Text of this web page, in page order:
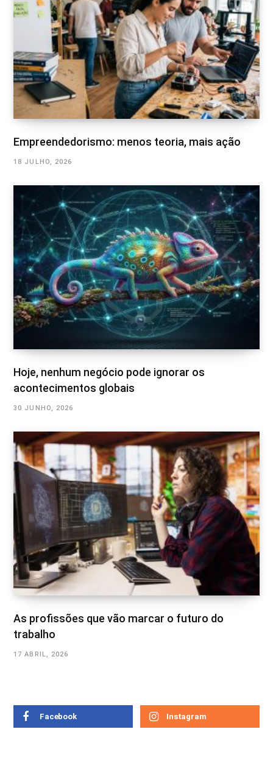
Empreendedorismo: menos teoria, mais ação
18 JULHO, 2026
Hoje, nenhum negócio pode ignorar os
acontecimentos globais
30 JUNHO, 2026
As profissões que vão marcar o futuro do
trabalho
17 ABRIL, 2026
Facebook Instagram